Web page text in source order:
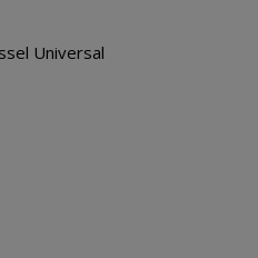
Universal